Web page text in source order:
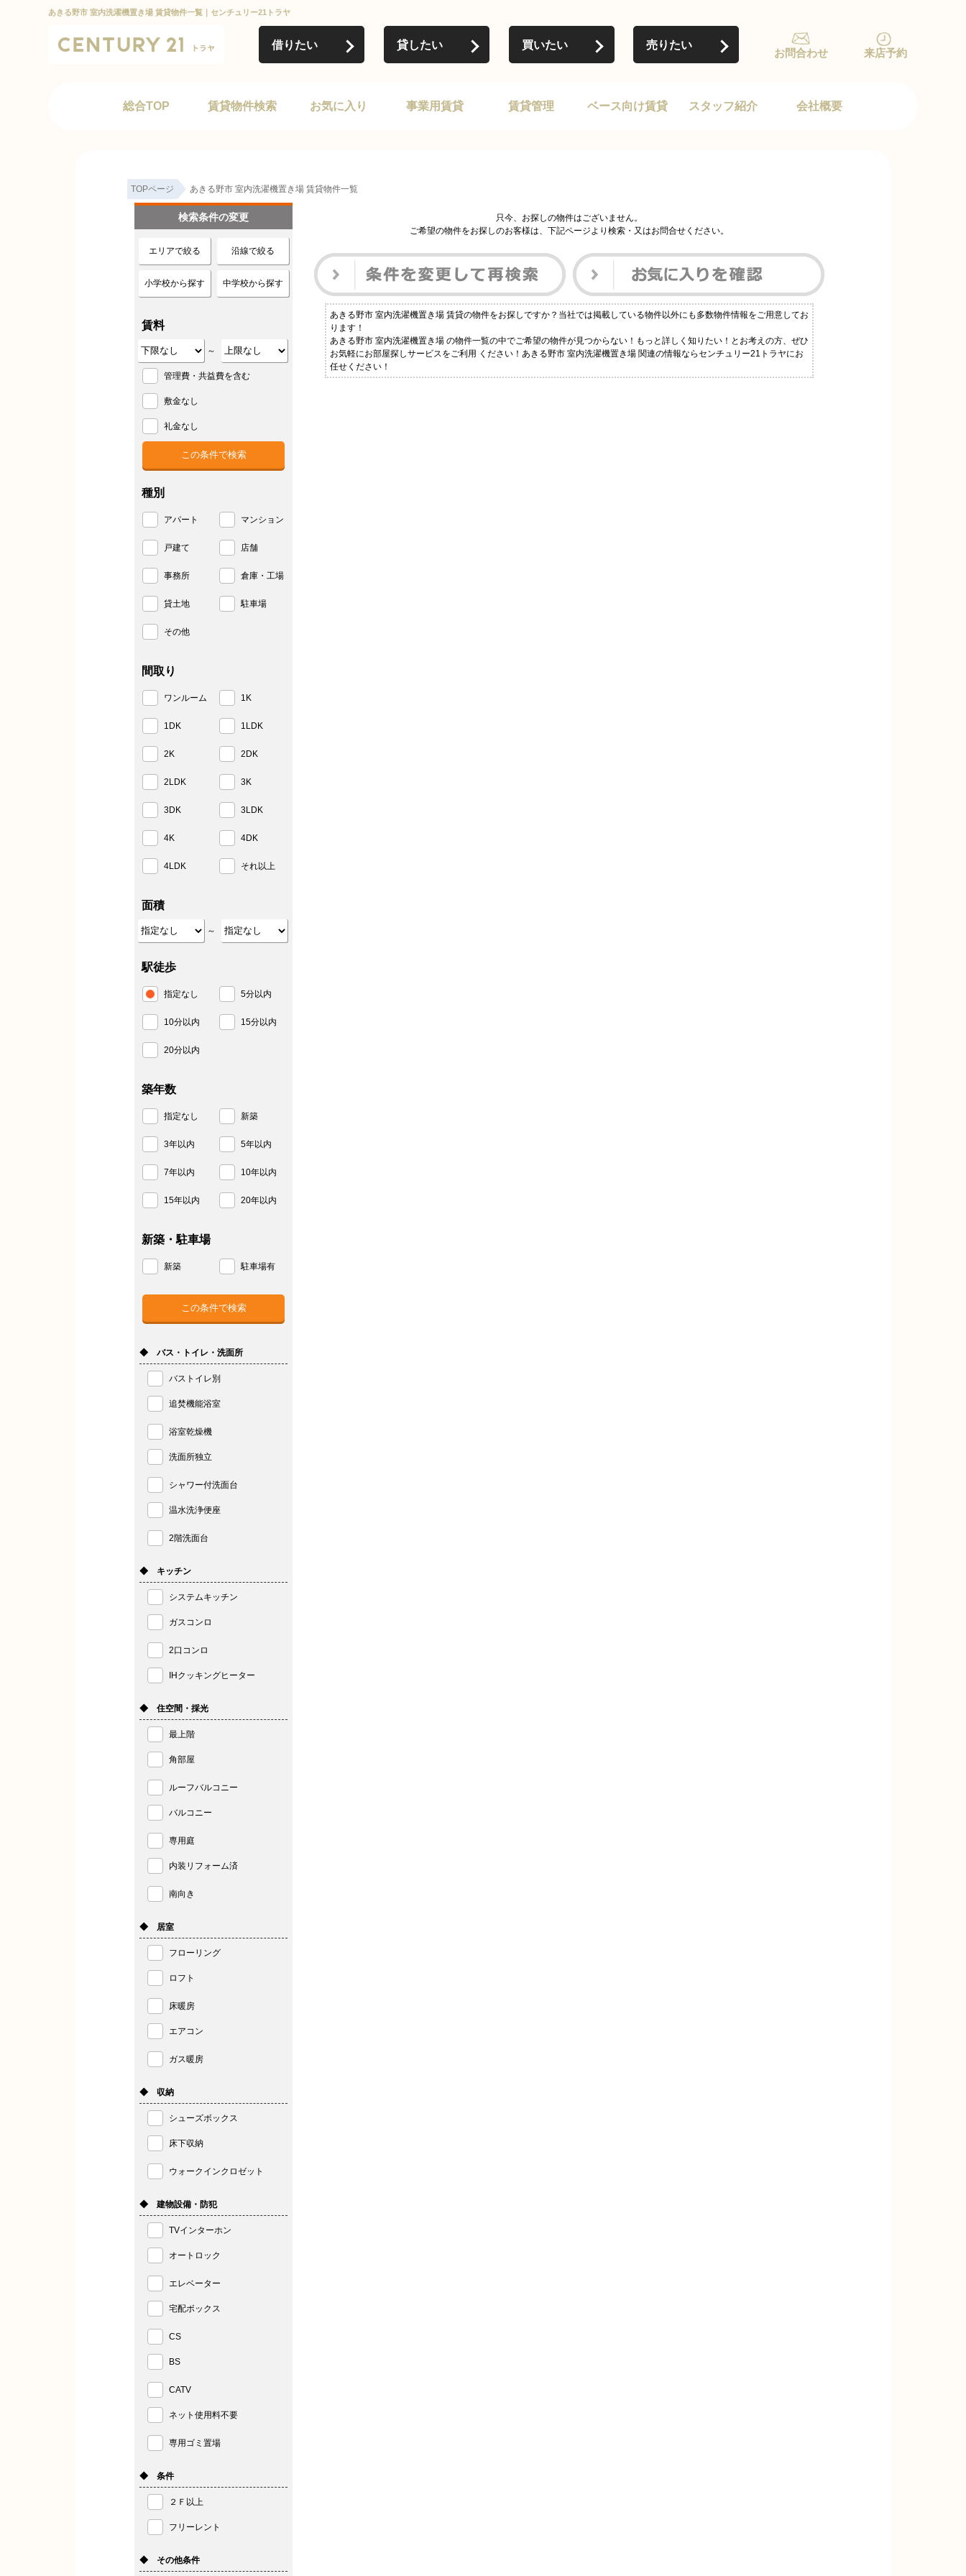
あきる野市 室内洗濯機置き場 賃貸物件一覧｜センチュリー21トラヤ
借りたい 貸したい 買いたい 売りたい
お問合わせ 来店予約
総合TOP 賃貸物件検索 お気に入り 事業用賃貸 賃貸管理 ベース向け賃貸 スタッフ紹介 会社概要
TOPページ あきる野市 室内洗濯機置き場 賃貸物件一覧
只今、お探しの物件はございません。
ご希望の物件をお探しのお客様は、下記ページより検索・又はお問合せください。
あきる野市 室内洗濯機置き場 賃貸の物件をお探しですか？当社では掲載している物件以外にも多数物件情報をご用意してお
ります！
あきる野市 室内洗濯機置き場 の物件一覧の中でご希望の物件が見つからない！もっと詳しく知りたい！とお考えの方、ぜひ
お気軽にお部屋探しサービスをご利用 ください！あきる野市 室内洗濯機置き場 関連の情報ならセンチュリー21トラヤにお
任せください！
検索条件の変更
エリアで絞る 沿線で絞る
小学校から探す 中学校から探す
賃料
～
管理費・共益費を含む
敷金なし
礼金なし
種別
アパート マンション
戸建て 店舗
事務所 倉庫・工場
貸土地 駐車場
その他
間取り
ワンルーム 1K
1DK 1LDK
2K 2DK
2LDK 3K
3DK 3LDK
4K 4DK
4LDK それ以上
面積
～
駅徒歩
指定なし 5分以内
10分以内 15分以内
20分以内
築年数
指定なし 新築
3年以内 5年以内
7年以内 10年以内
15年以内 20年以内
新築・駐車場
新築 駐車場有
◆ バス・トイレ・洗面所
バストイレ別
追焚機能浴室
浴室乾燥機
洗面所独立
シャワー付洗面台
温水洗浄便座
2階洗面台
◆ キッチン
システムキッチン
ガスコンロ
2口コンロ
IHクッキングヒーター
◆ 住空間・採光
最上階
角部屋
ルーフバルコニー
バルコニー
専用庭
内装リフォーム済
南向き
◆ 居室
フローリング
ロフト
床暖房
エアコン
ガス暖房
◆ 収納
シューズボックス
床下収納
ウォークインクロゼット
◆ 建物設備・防犯
TVインターホン
オートロック
エレベーター
宅配ボックス
CS
BS
CATV
ネット使用料不要
専用ゴミ置場
◆ 条件
２Ｆ以上
フリーレント
◆ その他条件